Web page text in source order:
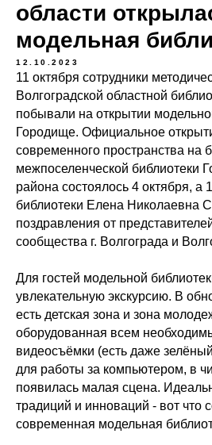
области
модельная
12.10.2023
11 октября сотрудники
Волгоградской областной
побывали на открытии
Городище. Официальное
современного пространства на
межпоселенческой библиотеки
района состоялось 4 октября, а
библиотеки Елена Николаевна
поздравления от
сообщества г. Волгограда и
Для гостей модельной
увлекательную экскурсию. В
есть детская зона и зона
оборудованная всем
видеосъёмки (есть даже
для работы за компьютером, в
появилась малая сцена.
традиций и инноваций - вот что
современная модельная